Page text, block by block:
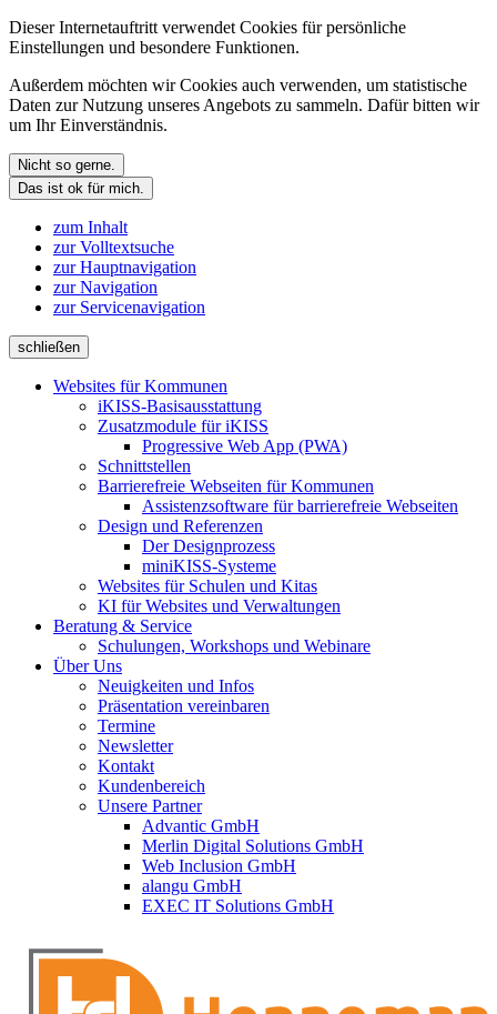
Dieser Internetauftritt verwendet Cookies für persönliche
Einstellungen und besondere Funktionen.
Außerdem möchten wir Cookies auch verwenden, um statistische
Daten zur Nutzung unseres Angebots zu sammeln. Dafür bitten wir
um Ihr Einverständnis.
Nicht so gerne.
Das ist ok für mich.
zum Inhalt
zur Volltextsuche
zur Hauptnavigation
zur Navigation
zur Servicenavigation
schließen
Websites für Kommunen
iKISS-Basisausstattung
Zusatzmodule für iKISS
Progressive Web App (PWA)
Schnittstellen
Barrierefreie Webseiten für Kommunen
Assistenzsoftware für barrierefreie Webseiten
Design und Referenzen
Der Designprozess
miniKISS-Systeme
Websites für Schulen und Kitas
KI für Websites und Verwaltungen
Beratung & Service
Schulungen, Workshops und Webinare
Über Uns
Neuigkeiten und Infos
Präsentation vereinbaren
Termine
Newsletter
Kontakt
Kundenbereich
Unsere Partner
Advantic GmbH
Merlin Digital Solutions GmbH
Web Inclusion GmbH
alangu GmbH
EXEC IT Solutions GmbH